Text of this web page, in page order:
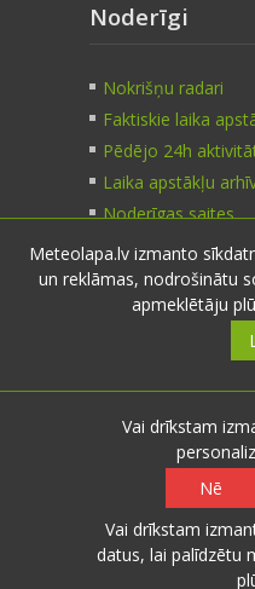
Noderīgi
Nokrišņu radari
Faktiskie laika
Pēdējo 24h
Laika apstākļu
Noderīgas saites
Kontakti
Seko mums
Meteolapa.lv izmanto
un reklāmas, nodrošinātu
apmeklētāju
Vai drīkstam
Nē
Vai drīkstam
datus, lai palīdzētu